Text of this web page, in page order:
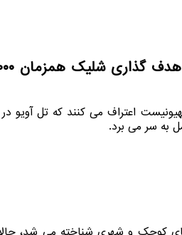
اعتراف می کنند که تل آویو
به سر می برد.